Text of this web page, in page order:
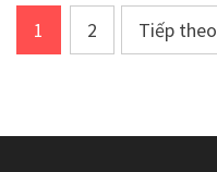
Phân
trang
viết
1 2 Tiếp theo